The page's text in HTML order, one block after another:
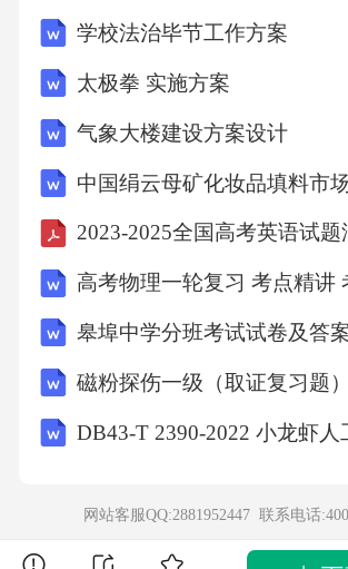
法：表示“穿着”，强调状态，现在
earing。衣物名词：trousers,shoes常
学校法治毕节工作方案
太极拳 实施方案
气象大楼建设方案设计
皋埠中学分班考试试卷及答
磁粉探伤一级（取证复习题
网站客服QQ:2881952447 联系电话: